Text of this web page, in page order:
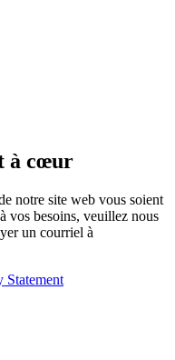
à cœur
notre site web vous soient
vos besoins, veuillez nous
un courriel à
Statement